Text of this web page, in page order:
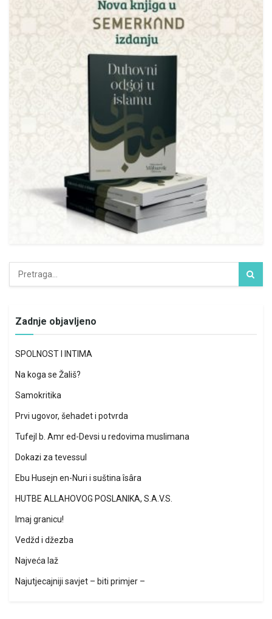
Zadnje objavljeno
SPOLNOST I INTIMA
Na koga se Žališ?
Samokritika
Prvi ugovor, šehadet i potvrda
Tufejl b. Amr ed-Devsi u redovima muslimana
Dokazi za tevessul
Ebu Husejn en-Nuri i suština îsâra
HUTBE ALLAHOVOG POSLANIKA, S.A.V.S.
Imaj granicu!
Vedžd i džezba
Najveća laž
Najutjecajniji savjet – biti primjer –